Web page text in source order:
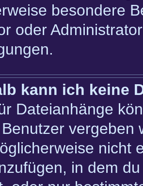
besondere
oder
kann ich keine
Dateianhänge
vergeben
nicht
in dem